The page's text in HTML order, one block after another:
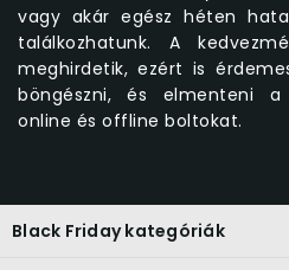
vagy akár egész héten
találkozhatunk. A
meghirdetik, ezért is
böngészni, és elmenteni a
online és offline boltokat.
Black Friday kategóriák